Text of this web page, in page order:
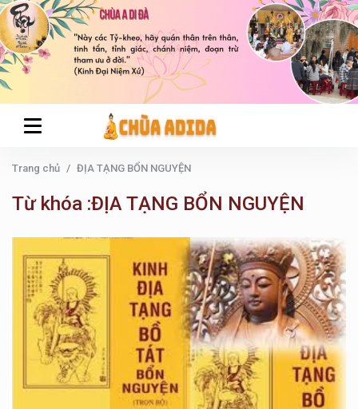
Trang chủ ĐỊA TẠNG BỔN NGUYỆN
Từ khóa :ĐỊA TẠNG BỔN NGUYỆN